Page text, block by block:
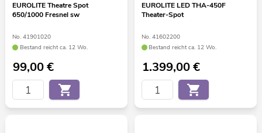
EUROLITE Theatre Spot
650/1000 Fresnel sw
No. 41901020
Bestand reicht ca. 12 Wo.
99,00€
EUROLITE LED THA-450F
Theater-Spot
No. 41602200
Bestand reicht ca. 12 Wo.
1.399,00€